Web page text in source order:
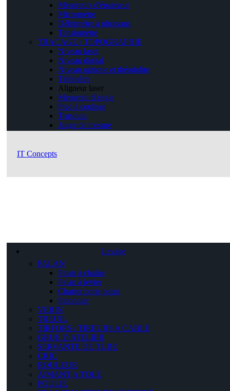
Mesureurs d'épaisseur
Micromètre
Débitmètre à ultrasons
Tensiomètre
TRACAGE / TOPOGRAPHIE
Niveau laser
Niveau digital
Niveau optique et théodolite
Télémètre
Aligneur laser
Mesureur d'angle
Pied à coulisse
Trusquin
Jauge de mesure
IT Concepts
Levage
PALAN
Palan à chaîne
Palan à levier
Chariot porte palan
Palonnier
VERIN
TREUIL
TIRFORS / TIREURS A CABLE
GRUE D'ATELIER
SERVANTE DE TUBE
CRIC
ROULEUR
AIMANT A TOLE
POULIE